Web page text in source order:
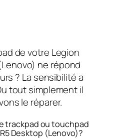
de votre Legion
ne répond
? La sensibilité a
tout simplement il
le réparer.
trackpad ou touchpad
Desktop (Lenovo)?